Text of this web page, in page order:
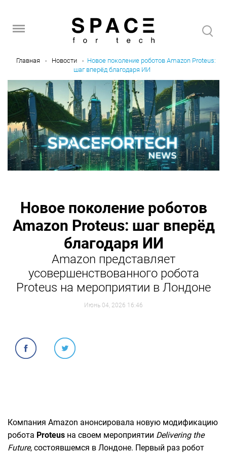
Главная Новости
Новое поколение роботов Amazon Proteus:
шаг вперёд благодаря ИИ
Новое поколение роботов
Amazon Proteus: шаг вперёд
благодаря ИИ
Amazon представляет
усовершенствованного робота
Proteus на мероприятии в Лондоне
Июнь 04, 2026 16:46
Компания Amazon анонсировала новую модификацию
робота Proteus на своем мероприятии Delivering the
Future, состоявшемся в Лондоне. Первый раз робот